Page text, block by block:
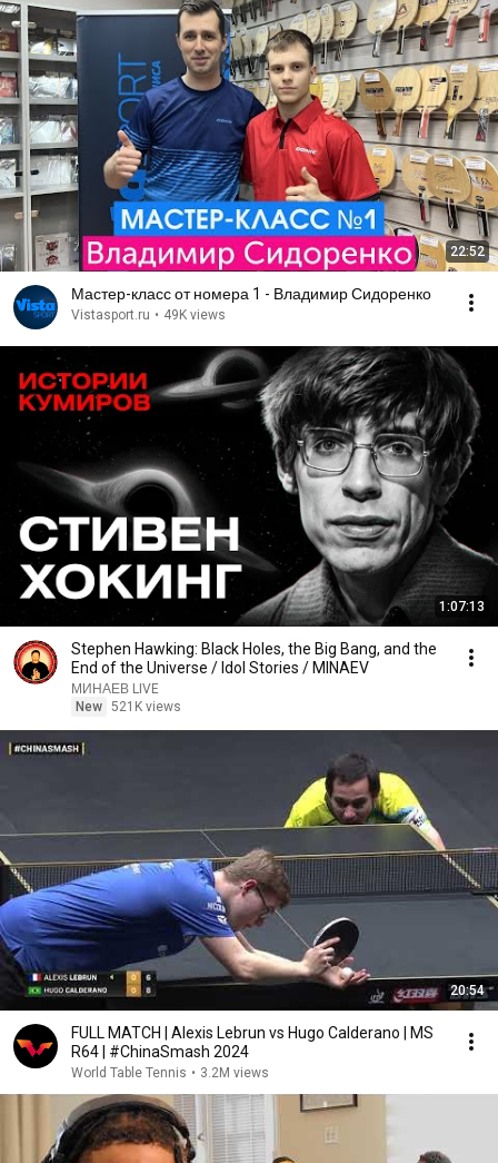
22:52
Мастер-класс от номера 1 - Владимир Сидоренко
Vistasport.ru • 49K views
1:07:13
Stephen Hawking: Black Holes, the Big Bang, and the
End of the Universe / Idol Stories / MINAEV
МИНАЕВ LIVE
New 521K views
20:54
FULL MATCH | Alexis Lebrun vs Hugo Calderano | MS
R64 | #ChinaSmash 2024
World Table Tennis • 3.2M views